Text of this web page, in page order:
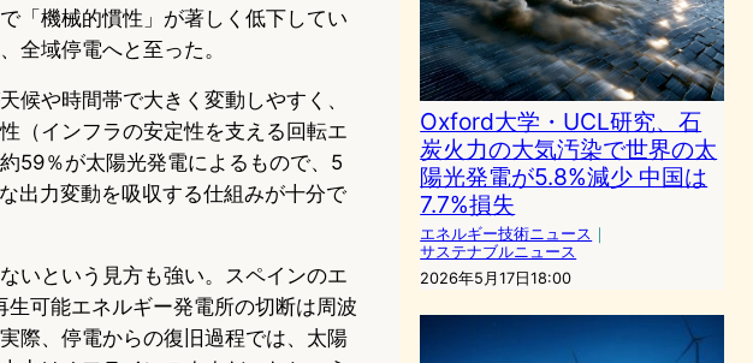
「機械的慣性」が著しく低下してい
全域停電へと至った。
候や時間帯で大きく変動しやすく、
（インフラの安定性を支える回転エ
59％が太陽光発電によるもので、5
出力変動を吸収する仕組みが十分で
いという見方も強い。スペインのエ
可能エネルギー発電所の切断は周波
際、停電からの復旧過程では、太陽
Oxford大学・UCL研究、石
炭火力の大気汚染で世界の太
陽光発電が5.8%減少 中国は
7.7%損失
エネルギー技術ニュース ｜
サステナブルニュース
2026年5月17日18:00